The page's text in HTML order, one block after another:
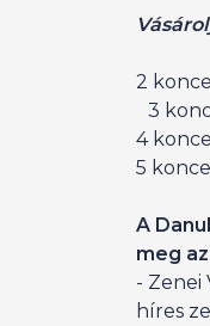
2
3
4
5
A
meg
- Zenei
híres